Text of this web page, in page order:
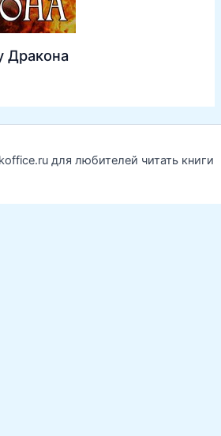
Дракона
для любителей читать книги